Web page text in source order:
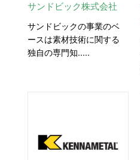
サンドビック株式会社
サンドビックの事業のベ
ースは素材技術に関する
独自の専門知.....